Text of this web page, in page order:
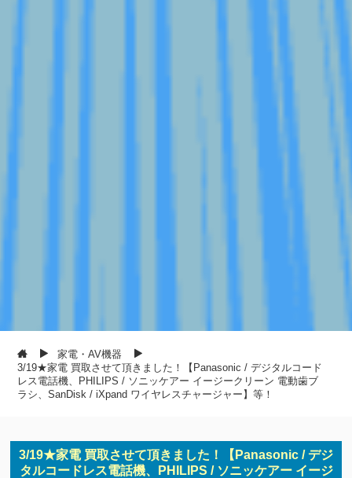
家電・AV機器
3/19★家電 買取させて頂きました！【Panasonic / デジタルコード
レス電話機、PHILIPS / ソニッケアー イージークリーン 電動歯ブ
ラシ、SanDisk / iXpand ワイヤレスチャージャー】等！
3/19★家電 買取させて頂きました！【Panasonic / デジ
タルコードレス電話機、PHILIPS / ソニッケアー イージ